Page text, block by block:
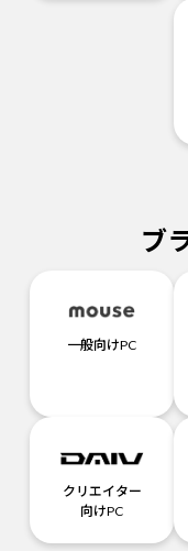
ブ
一般向けPC
クリエイター
向けPC